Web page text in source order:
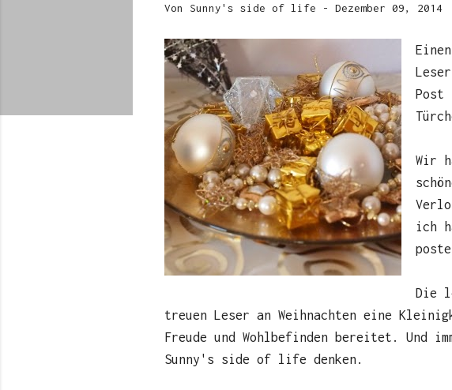
Von Sunny's side of life - Dezember 09, 2014
Post
Wir
ich
Die
treuen Leser an Weihnachten eine
Freude und Wohlbefinden bereitet. Und
Sunny's side of life denken.